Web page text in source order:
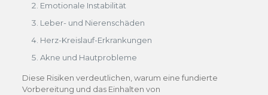
Emotionale Instabilität
Leber- und Nierenschäden
Herz-Kreislauf-Erkrankungen
Akne und Hautprobleme
Diese Risiken verdeutlichen, warum eine fundierte
Vorbereitung und das Einhalten von